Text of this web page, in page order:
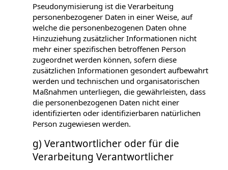
Pseudonymisierung ist die Verarbeitung
personenbezogener Daten in einer Weise, auf
welche die personenbezogenen Daten ohne
Hinzuziehung zusätzlicher Informationen nicht
mehr einer spezifischen betroffenen Person
zugeordnet werden können, sofern diese
zusätzlichen Informationen gesondert aufbewahrt
werden und technischen und organisatorischen
Maßnahmen unterliegen, die gewährleisten, dass
die personenbezogenen Daten nicht einer
identifizierten oder identifizierbaren natürlichen
Person zugewiesen werden.
g) Verantwortlicher oder für die
Verarbeitung Verantwortlicher